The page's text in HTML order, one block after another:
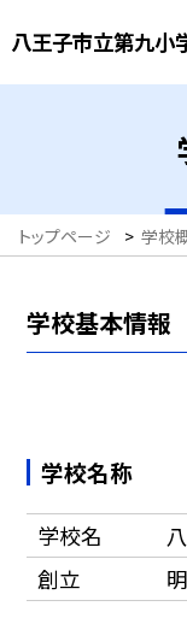
八王子市立第九小
トップページ > 学校
学校基本情報
学校名称
学校名
創立